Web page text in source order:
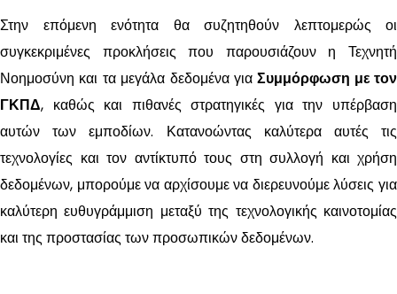
Στην επόμενη ενότητα θα συζητηθούν λεπτομερώς οι
συγκεκριμένες προκλήσεις που παρουσιάζουν η Τεχνητή
Νοημοσύνη και τα μεγάλα δεδομένα γιαΣυμμόρφωση με τον
ΓΚΠΔ, καθώς και πιθανές στρατηγικές για την υπέρβαση
αυτών των εμποδίων. Κατανοώντας καλύτερα αυτές τις
τεχνολογίες και τον αντίκτυπό τους στη συλλογή και χρήση
δεδομένων, μπορούμε να αρχίσουμε να διερευνούμε λύσεις για
καλύτερη ευθυγράμμιση μεταξύ της τεχνολογικής καινοτομίας
και της προστασίας των προσωπικών δεδομένων.